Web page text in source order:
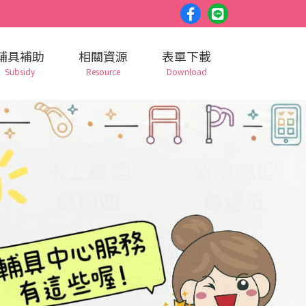
facebook
粉
絲
Line
好
具補助
Subsidy
相關資源
Resource
表單下載
Download